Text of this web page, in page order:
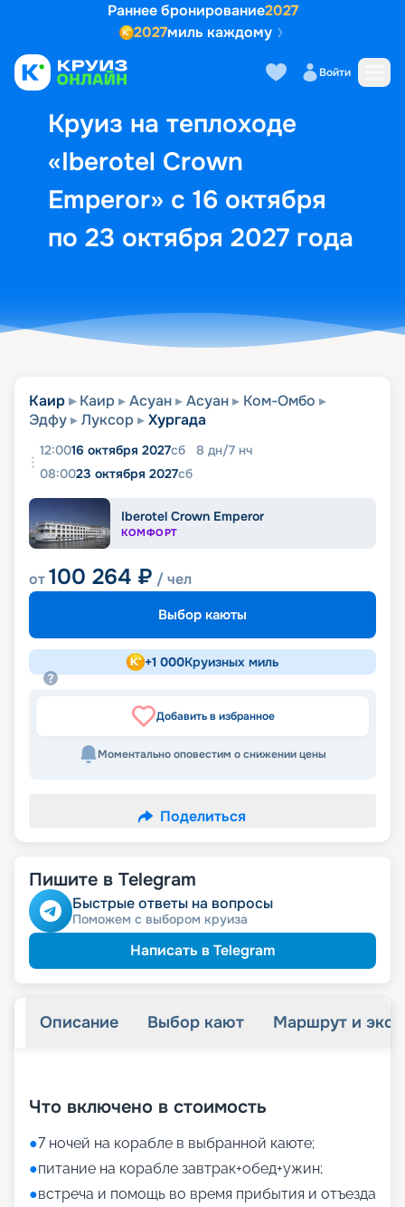
Раннее бронирование2027
2027миль каждому
Войти
Круиз на теплоходе
«Iberotel Crown
Emperor» с 16 октября
по 23 октября 2027 года
Выбор кают Маршрут и
Каир Каир Асуан Асуан
Ком-Омбо
Эдфу
Луксор Хургада
12:0016 октября 2027сб 8 дн/7 нч
08:0023 октября 2027сб
Iberotel Crown Emperor
КОМФОРТ
от100 264 ₽ / чел
Выбор каюты
+1 000Круизных миль
Добавить в избранное
Моментально оповестим о снижении цены
Поделиться
Пишите в Telegram
Быстрые ответы на вопросы
Поможем с выбором круиза
Написать в Telegram
Описание Выбор кают Маршрут и
Что включено в стоимость
●7 ночей на корабле в выбранной каюте;
●питание на корабле завтрак+обед+ужин;
●встреча и помощь во время прибытия и отъезда